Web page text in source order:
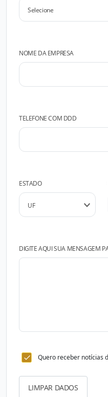
NOME DA EMPRESA
TELEFONE COM DDD
ESTADO
DIGITE AQUI SUA MENSAGEM
Quero receber notícias
LIMPAR DADOS